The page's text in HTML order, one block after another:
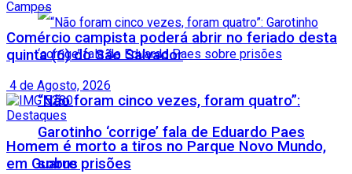
“Não foram cinco vezes, foram quatro”:
Garotinho ‘corrige’ fala de Eduardo Paes
sobre prisões
Campos
Comércio campista poderá abrir no feriado desta
quinta (6) do São Salvador
4 de Agosto, 2026
Destaques
Homem é morto a tiros no Parque Novo Mundo,
em Guarus